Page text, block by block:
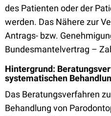
des Patienten oder der
werden. Das Nähere zur
Antrags- bzw.
Bundesmantelvertrag –
Hintergrund:
systematischen
Das Beratungsverfahren
Behandlung von